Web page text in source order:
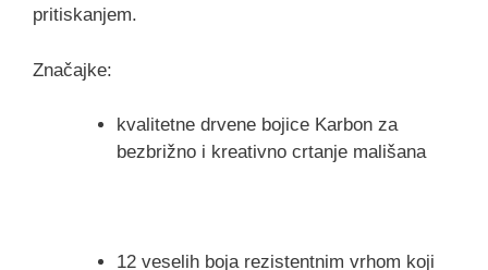
pritiskanjem.
Značajke:
kvalitetne drvene bojice Karbon za
bezbrižno i kreativno crtanje mališana
12 veselih boja rezistentnim vrhom koji